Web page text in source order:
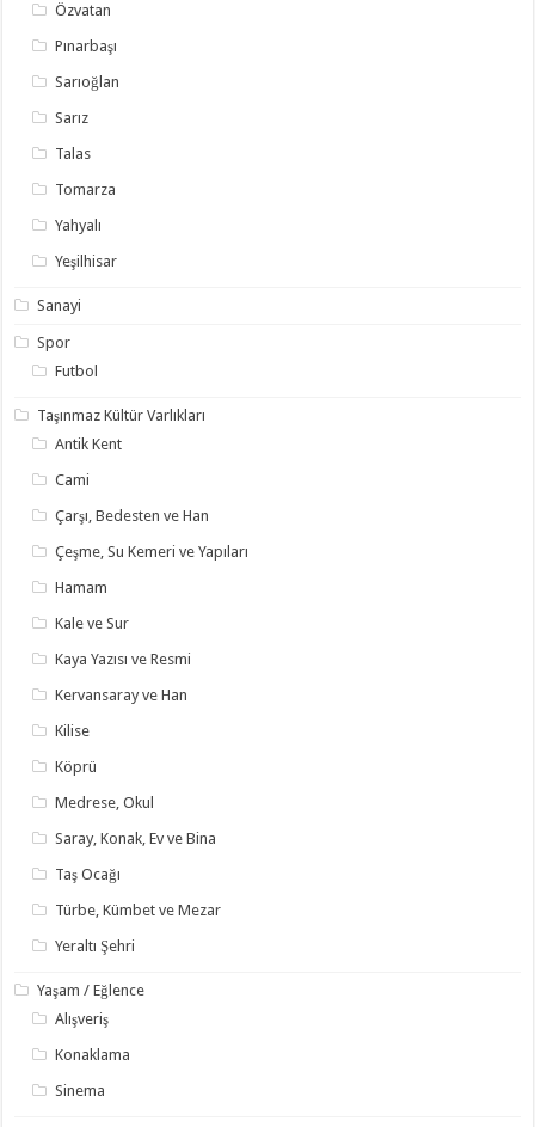
Özvatan
Pınarbaşı
Sarıoğlan
Sarız
Talas
Tomarza
Yahyalı
Yeşilhisar
Sanayi
Spor
Futbol
Taşınmaz Kültür Varlıkları
Antik Kent
Cami
Çarşı, Bedesten ve Han
Çeşme, Su Kemeri ve Yapıları
Hamam
Kale ve Sur
Kaya Yazısı ve Resmi
Kervansaray ve Han
Kilise
Köprü
Medrese, Okul
Saray, Konak, Ev ve Bina
Taş Ocağı
Türbe, Kümbet ve Mezar
Yeraltı Şehri
Yaşam / Eğlence
Alışveriş
Konaklama
Sinema